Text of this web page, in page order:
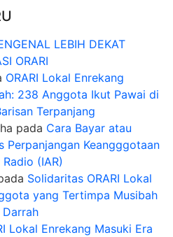
LEBIH DEKAT
ORARI
ORARI Lokal Enrekang
238 Anggota Ikut Pawai di
Terpanjang
pada Cara Bayar atau
Perpanjangan Keangggotaan
(IAR)
Solidaritas ORARI Lokal
yang Tertimpa Musibah
Darrah
Lokal Enrekang Masuki Era